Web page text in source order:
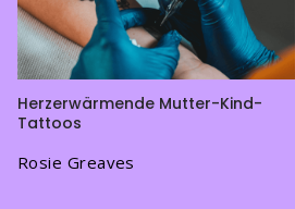
Herzerwärmende Mutter-Kind-
Tattoos
Rosie Greaves